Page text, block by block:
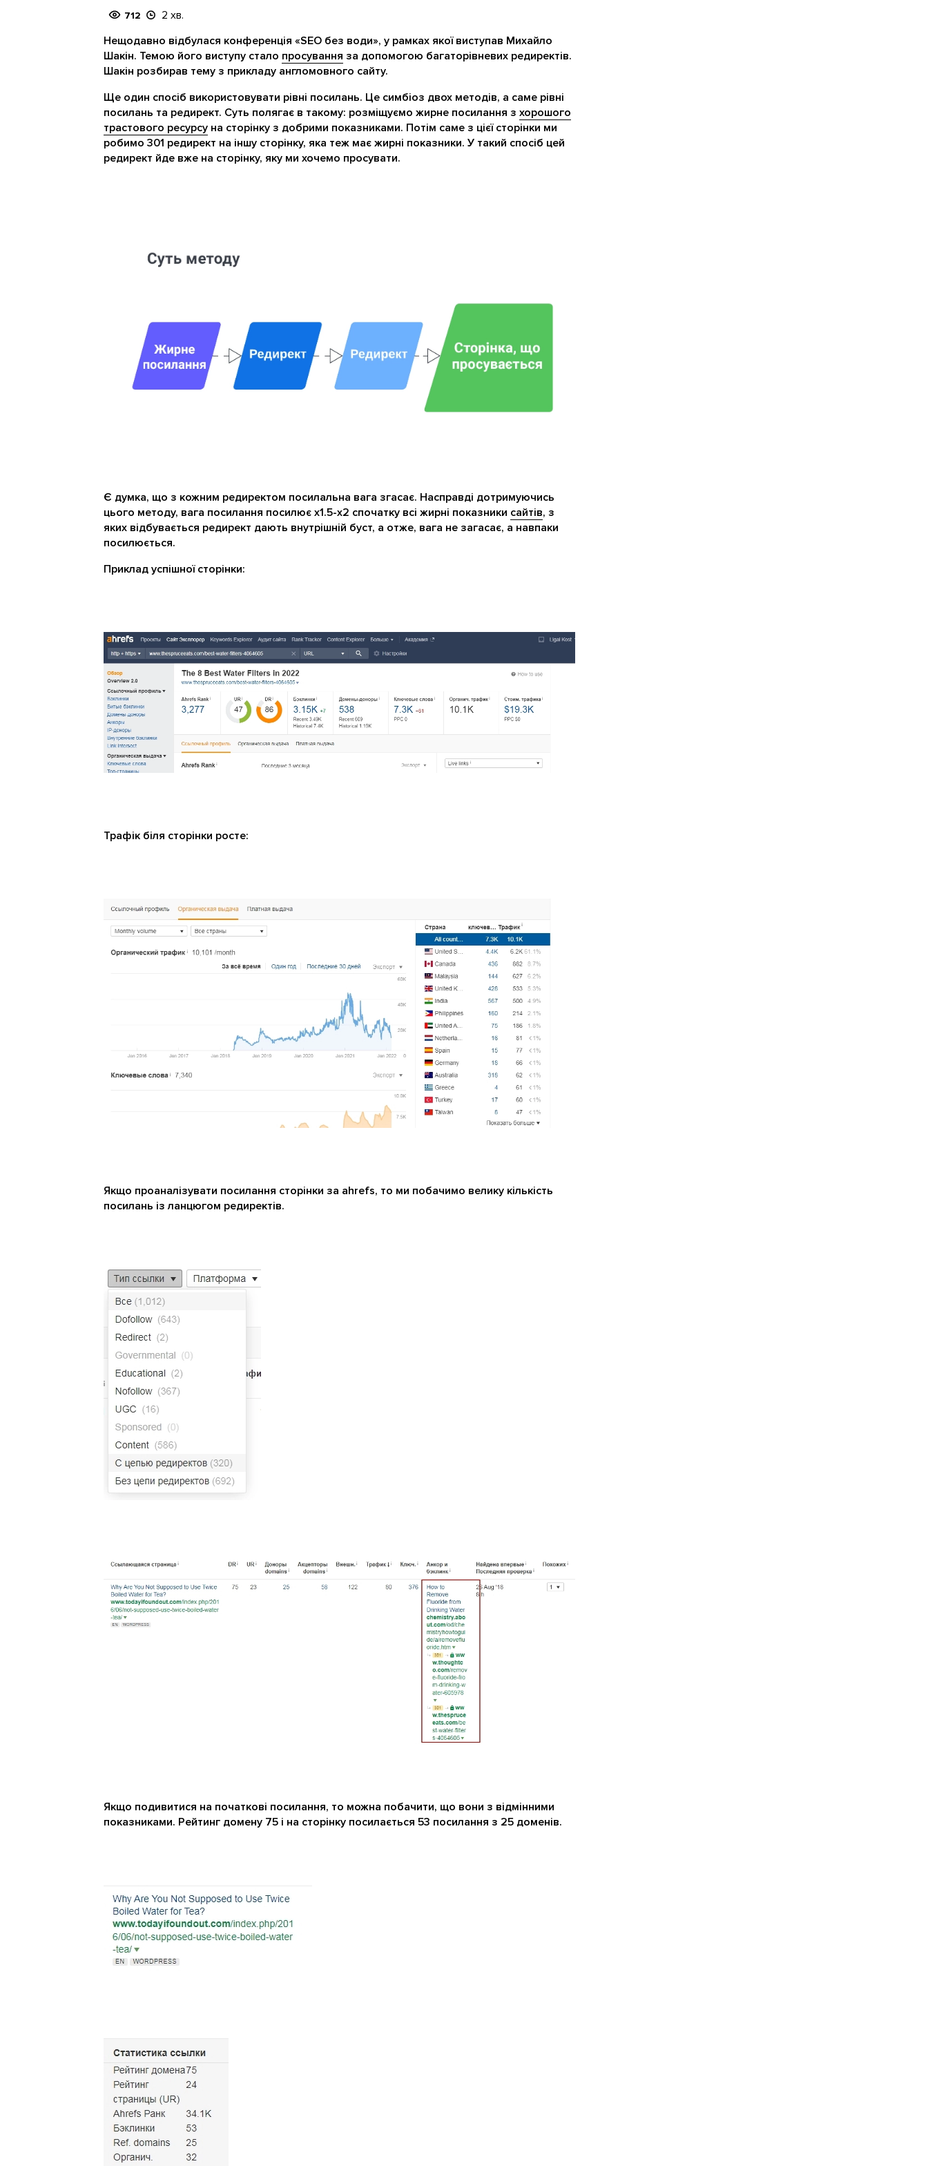
712
2 хв.
Нещодавно відбулася конференція «SEO без води», у рамках якої виступав Михайло
Шакін. Темою його виступу стало просування за допомогою багаторівневих редиректів.
Шакін розбирав тему з прикладу англомовного сайту.
Ще один спосіб використовувати рівні посилань. Це симбіоз двох методів, а саме рівні
посилань та редирект. Суть полягає в такому: розміщуємо жирне посилання з хорошого
трастового ресурсу на сторінку з добрими показниками. Потім саме з цієї сторінки ми
робимо 301 редирект на іншу сторінку, яка теж має жирні показники. У такий спосіб цей
редирект йде вже на сторінку, яку ми хочемо просувати.
Є думка, що з кожним редиректом посилальна вага згасає. Насправді дотримуючись
цього методу, вага посилання посилює х1.5-х2 спочатку всі жирні показники сайтів, з
яких відбувається редирект дають внутрішній буст, а отже, вага не загасає, а навпаки
посилюється.
Приклад успішної сторінки:
Трафік біля сторінки росте:
Якщо проаналізувати посилання сторінки за ahrefs, то ми побачимо велику кількість
посилань із ланцюгом редиректів.
Якщо подивитися на початкові посилання, то можна побачити, що вони з відмінними
показниками. Рейтинг домену 75 і на сторінку посилається 53 посилання з 25 доменів.